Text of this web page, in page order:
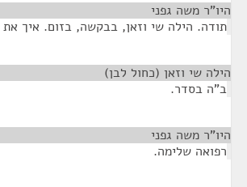
היו"ר משה גפני
תודה. הילה שי וזאן, בבקשה, בזום. איך
הילה שי וזאן (כחול לבן)
ב"ה בסדר.
היו"ר משה גפני
רפואה שלימה.